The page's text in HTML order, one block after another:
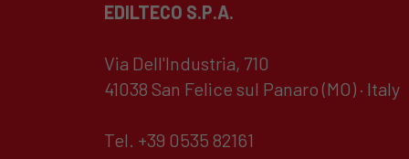
EDILTECO S.P.A.
Via Dell'Industria, 710
41038 San Felice sul Panaro (MO) · Italy
Tel. +39 0535 82161